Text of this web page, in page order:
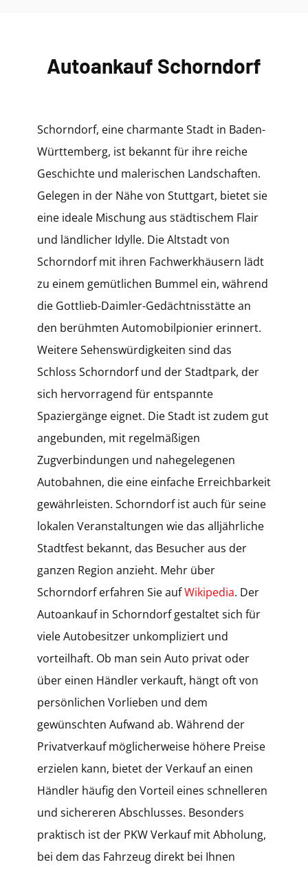
Autoankauf Schorndorf
Schorndorf, eine charmante Stadt in Baden-
Württemberg, ist bekannt für ihre reiche
Geschichte und malerischen Landschaften.
Gelegen in der Nähe von Stuttgart, bietet sie
eine ideale Mischung aus städtischem Flair
und ländlicher Idylle. Die Altstadt von
Schorndorf mit ihren Fachwerkhäusern lädt
zu einem gemütlichen Bummel ein, während
die Gottlieb-Daimler-Gedächtnisstätte an
den berühmten Automobilpionier erinnert.
Weitere Sehenswürdigkeiten sind das
Schloss Schorndorf und der Stadtpark, der
sich hervorragend für entspannte
Spaziergänge eignet. Die Stadt ist zudem gut
angebunden, mit regelmäßigen
Zugverbindungen und nahegelegenen
Autobahnen, die eine einfache Erreichbarkeit
gewährleisten. Schorndorf ist auch für seine
lokalen Veranstaltungen wie das alljährliche
Stadtfest bekannt, das Besucher aus der
ganzen Region anzieht. Mehr über
Schorndorf erfahren Sie aufWikipedia. Der
Autoankauf in Schorndorf gestaltet sich für
viele Autobesitzer unkompliziert und
vorteilhaft. Ob man sein Auto privat oder
über einen Händler verkauft, hängt oft von
persönlichen Vorlieben und dem
gewünschten Aufwand ab. Während der
Privatverkauf möglicherweise höhere Preise
erzielen kann, bietet der Verkauf an einen
Händler häufig den Vorteil eines schnelleren
und sichereren Abschlusses. Besonders
praktisch ist der PKW Verkauf mit Abholung,
bei dem das Fahrzeug direkt bei Ihnen